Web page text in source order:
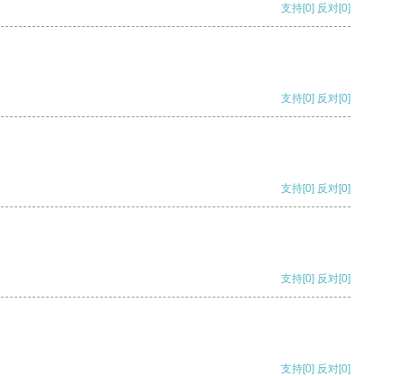
支持[0] 反对[0]
支持[0] 反对[0]
支持[0] 反对[0]
支持[0] 反对[0]
支持[0] 反对[0]